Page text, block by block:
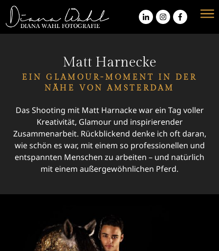
Matt Harnecke
EIN GLAMOUR-MOMENT IN DER
NÄHE VON AMSTERDAM
Das Shooting mit Matt Harnacke war ein Tag voller
Kreativität, Glamour und inspirierender
Zusammenarbeit. Rückblickend denke ich oft daran,
wie schön es war, mit einem so professionellen und
entspannten Menschen zu arbeiten – und natürlich
mit einem außergewöhnlichen Pferd.